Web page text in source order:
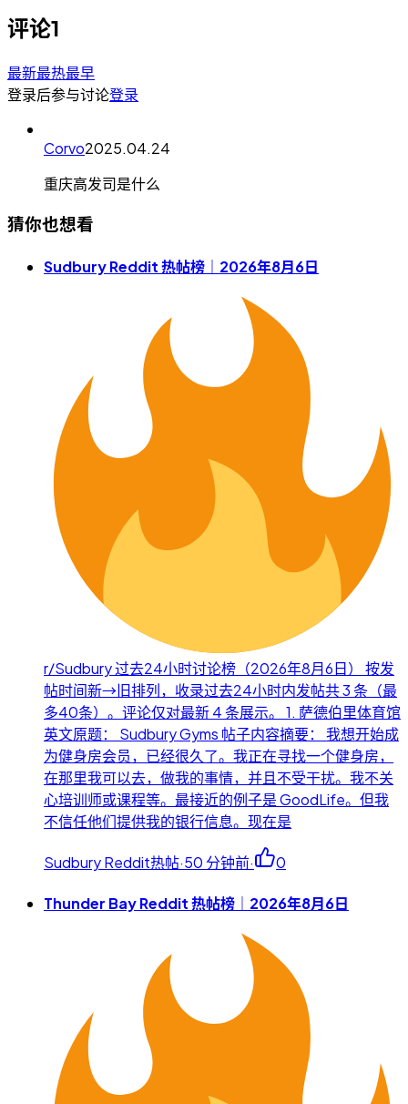
评论1
最新最热最早
登录后参与讨论登录
Corvo2025.04.24
重庆高发司是什么
猜你也想看
Sudbury Reddit 热帖榜｜2026年8月6日
r/Sudbury 过去24小时讨论榜（2026年8月6日） 按发
帖时间新→旧排列，收录过去24小时内发帖共 3 条（最
多40条）。评论仅对最新 4 条展示。 1. 萨德伯里体育馆
英文原题： Sudbury Gyms 帖子内容摘要： 我想开始成
为健身房会员，已经很久了。我正在寻找一个健身房，
在那里我可以去，做我的事情，并且不受干扰。我不关
心培训师或课程等。最接近的例子是 GoodLife。但我
不信任他们提供我的银行信息。现在是
Sudbury Reddit热帖·50 分钟前· 0
Thunder Bay Reddit 热帖榜｜2026年8月6日